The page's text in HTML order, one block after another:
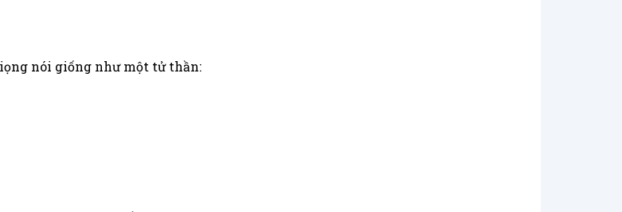
nói giống như một tử thần: